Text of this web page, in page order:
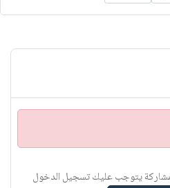
يتوجب عليك تسجيل الدخول